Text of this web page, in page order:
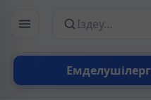
Сайттан іздеу